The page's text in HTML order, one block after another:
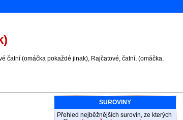
čatní (omáčka pokaždé jinak), Rajčatové, čatní, (omáčka,
SUROVINY
Přehled nejběžnějších surovin, ze kterých